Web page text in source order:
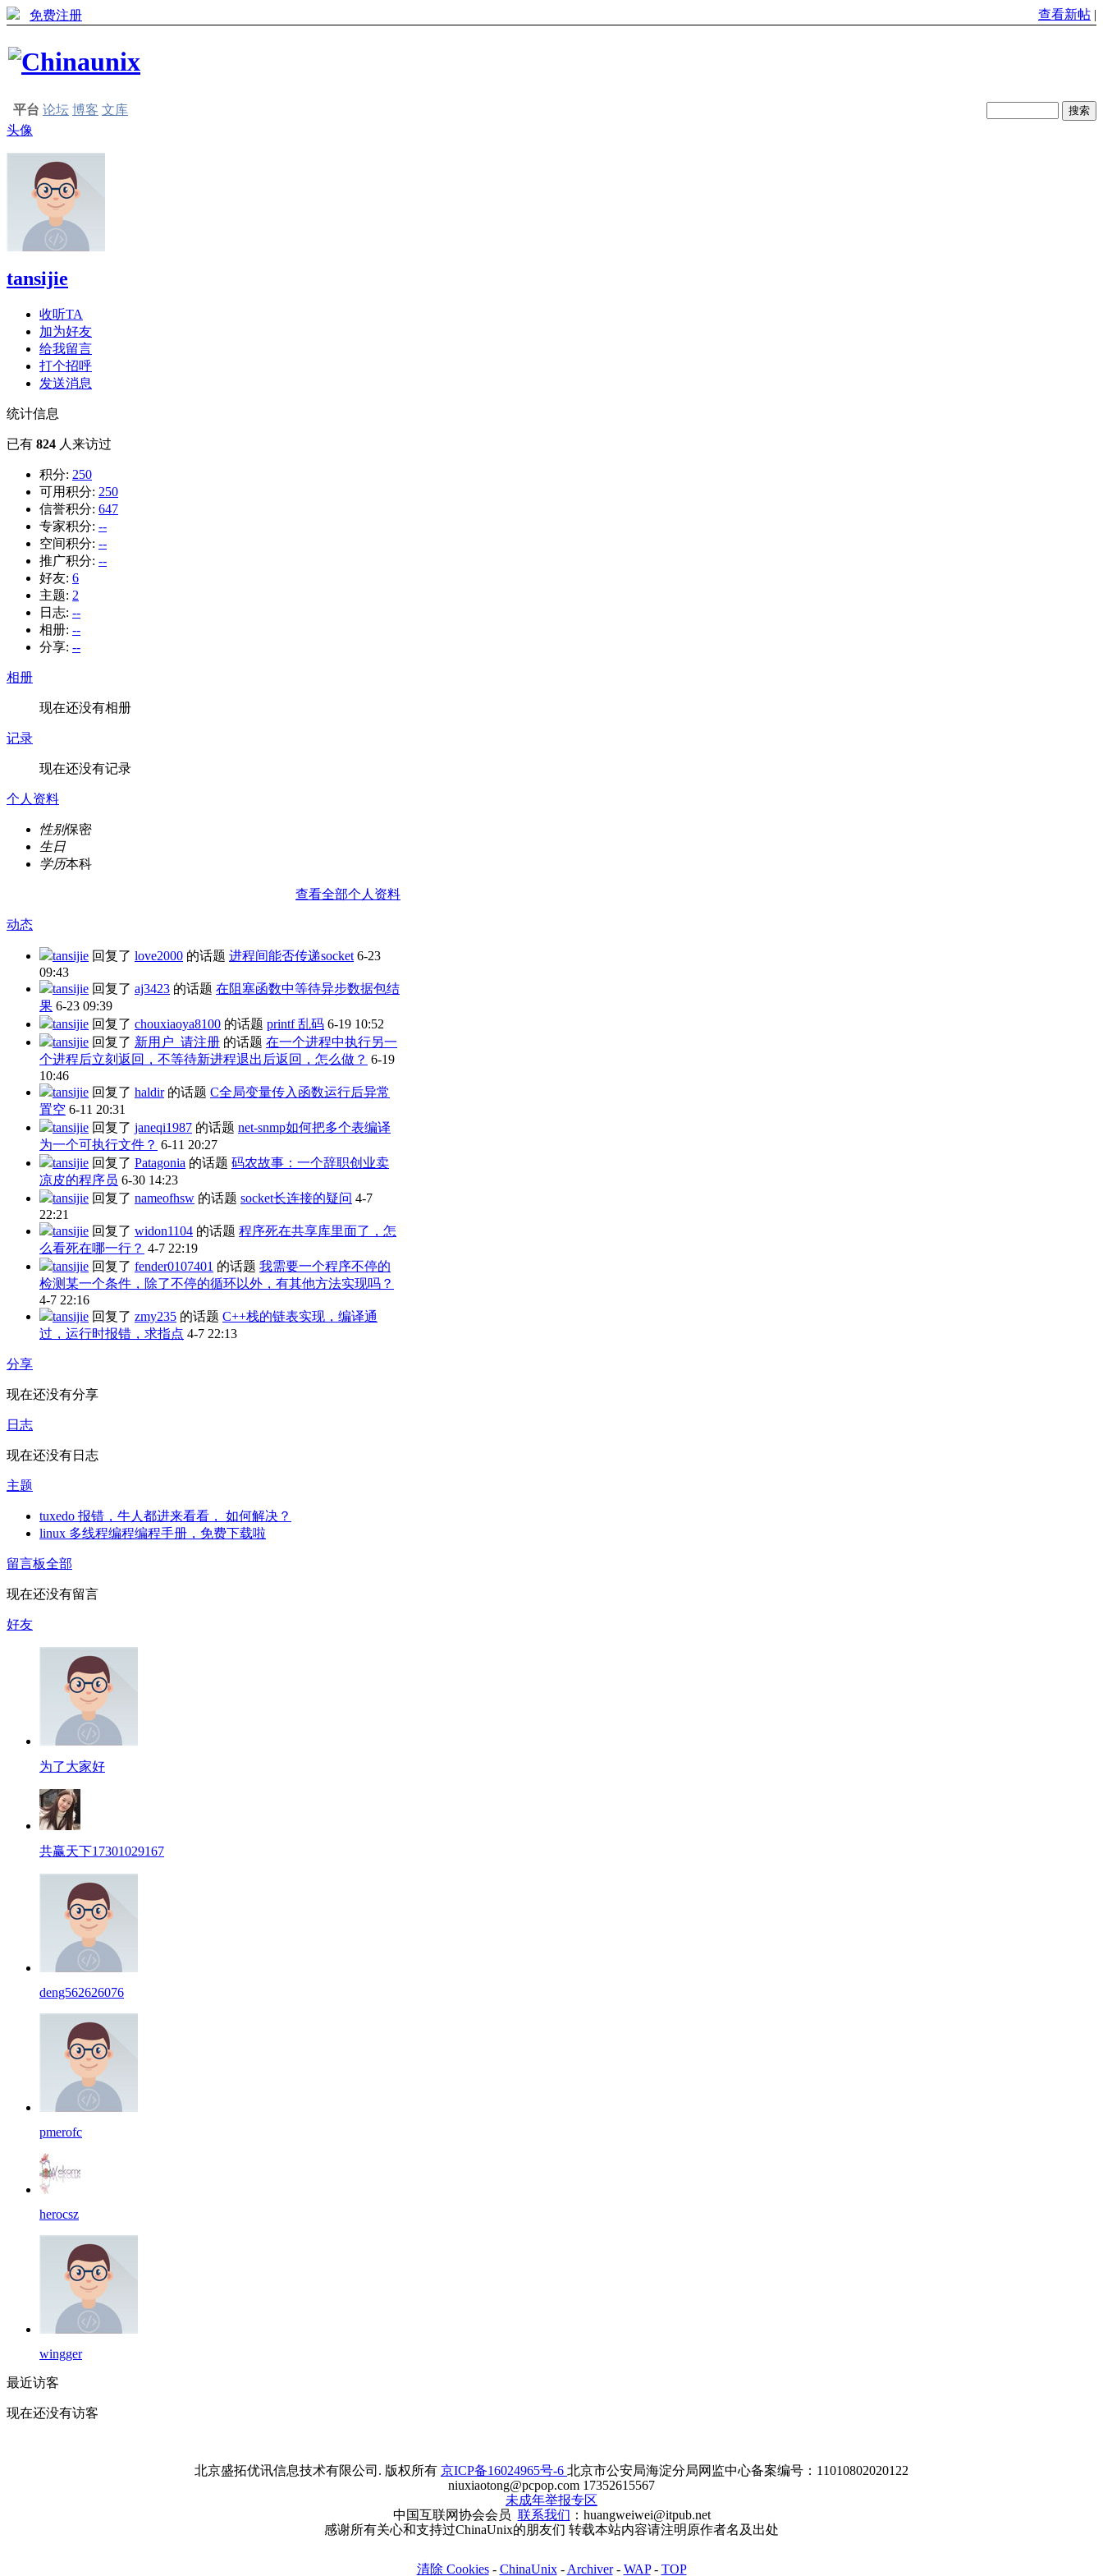
免费注册 查看新帖 |
平台 论坛 博客 文库
头像
tansijie
收听TA
加为好友
给我留言
打个招呼
发送消息
统计信息
已有 824 人来访过
积分: 250
可用积分: 250
信誉积分: 647
专家积分: --
空间积分: --
推广积分: --
好友: 6
主题: 2
日志: --
相册: --
分享: --
相册
现在还没有相册
记录
现在还没有记录
个人资料
性别保密
生日
学历本科
查看全部个人资料
动态
tansijie 回复了 love2000 的话题 进程间能否传递socket 6-23
09:43
tansijie 回复了 aj3423 的话题 在阻塞函数中等待异步数据包结
果 6-23 09:39
tansijie 回复了 chouxiaoya8100 的话题 printf 乱码 6-19 10:52
tansijie 回复了 新用户_请注册 的话题 在一个进程中执行另一
个进程后立刻返回，不等待新进程退出后返回，怎么做？ 6-19
10:46
tansijie 回复了 haldir的话题 C全局变量传入函数运行后异常
置空 6-11 20:31
tansijie 回复了 janeqi1987 的话题 net-snmp如何把多个表编译
为一个可执行文件？ 6-11 20:27
tansijie 回复了 Patagonia 的话题 码农故事：一个辞职创业卖
凉皮的程序员 6-30 14:23
tansijie 回复了 nameofhsw 的话题 socket长连接的疑问 4-7
22:21
tansijie 回复了 widon1104 的话题 程序死在共享库里面了，怎
么看死在哪一行？ 4-7 22:19
tansijie 回复了 fender0107401 的话题 我需要一个程序不停的
检测某一个条件，除了不停的循环以外，有其他方法实现吗？
4-7 22:16
tansijie 回复了 zmy235 的话题 C++栈的链表实现，编译通
过，运行时报错，求指点 4-7 22:13
分享
现在还没有分享
日志
现在还没有日志
主题
tuxedo 报错，牛人都进来看看， 如何解决？
linux 多线程编程编程手册，免费下载啦
留言板全部
现在还没有留言
好友
为了大家好
共赢天下17301029167
deng562626076
pmerofc
herocsz
wingger
最近访客
现在还没有访客
北京盛拓优讯信息技术有限公司. 版权所有 京ICP备16024965号-6 北京市公安局海淀分局网监中心备案编号：11010802020122
niuxiaotong@pcpop.com 17352615567
未成年举报专区
中国互联网协会会员 联系我们 ：huangweiwei@itpub.net
感谢所有关心和支持过ChinaUnix的朋友们 转载本站内容请注明原作者名及出处
清除 Cookies- ChinaUnix- Archiver- WAP- TOP